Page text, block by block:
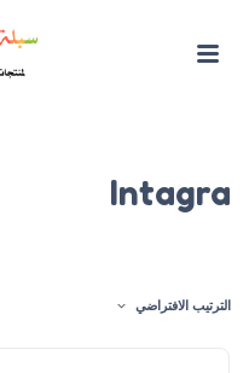
Intagra
الترتيب الافتراضي